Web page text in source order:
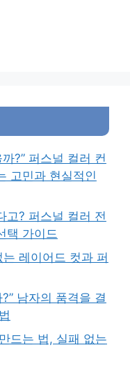
?” 퍼스널 컬러 컨
고민과 현실적인
고? 퍼스널 컬러 전
택 가이드
레이어드 컷과 퍼
남자의 품격을 결
드는 법, 실패 없는